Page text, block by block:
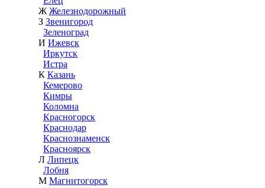
Ж Железнодорожный
З Звенигород
Зеленоград
И Ижевск
Иркутск
Истра
К Казань
Кемерово
Кимры
Коломна
Красногорск
Краснодар
Краснознаменск
Красноярск
Л Липецк
Лобня
М Магнитогорск